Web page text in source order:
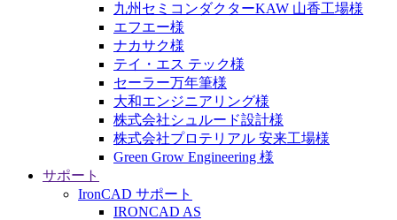
九州セミコンダクターKAW 山香工場様
エフエー様
ナカサク様
テイ・エス テック様
セーラー万年筆様
大和エンジニアリング様
株式会社シュルード設計様
株式会社プロテリアル 安来工場様
Green Grow Engineering 様
サポート
IronCAD サポート
IRONCAD AS